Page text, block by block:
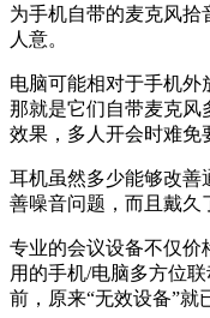
为手机自带的麦克风拾
人意。
电脑可能相对于手机外
那就是它们自带麦克风
效果，多人开会时难免
耳机虽然多少能够改善
善噪音问题，而且戴久
专业的会议设备不仅价
用的手机/电脑多方位
前，原来“无效设备”